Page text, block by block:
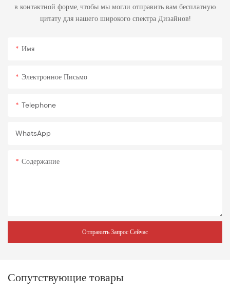
в контактной форме, чтобы мы могли отправить вам бесплатную
цитату для нашего широкого спектра Дизайнов!
Имя
Электронное Письмо
Telephone
WhatsApp
Содержание
Отправить Запрос Сейчас
Сопутствующие товары